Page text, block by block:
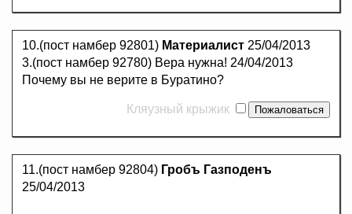
10.(пост намбер 92801) Материалист 25/04/2013
3.(пост намбер 92780) Вера нужна! 24/04/2013
Почему вы не верите в Буратино?
Кляузный крыжик
11.(пост намбер 92804) Гробъ Газподенъ
25/04/2013